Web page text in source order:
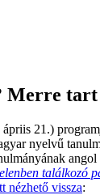
Merre tart
21.)
nyelvű
találkozó
nézhető vissza: